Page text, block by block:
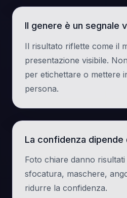
Il genere è un segnale
Il risultato riflette come il
presentazione visibile.
per etichettare o mettere
persona.
La confidenza dipende
Foto chiare danno risultati
sfocatura, maschere,
ridurre la confidenza.